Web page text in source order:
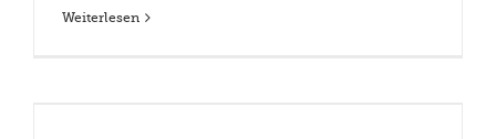
Weiterlesen